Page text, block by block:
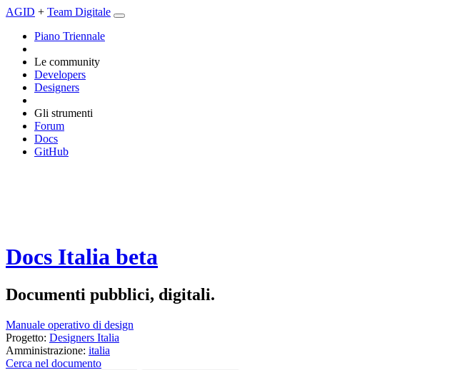
AGID + Team Digitale
Piano Triennale
Le community
Developers
Designers
Gli strumenti
Forum
Docs
GitHub
Docs Italia beta
Documenti pubblici, digitali.
Manuale operativo di design
Progetto: Designers Italia
Amministrazione: italia
Cerca nel documento